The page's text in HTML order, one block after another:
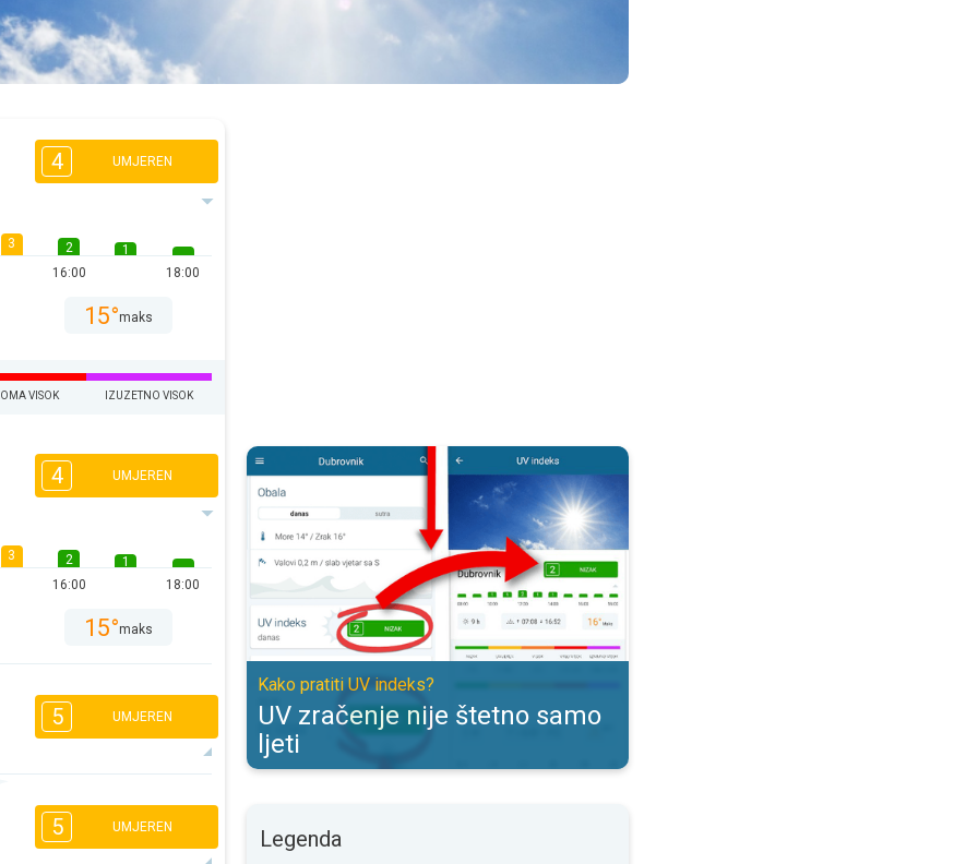
4 UMJEREN
3
2
16:00
1
18:00
15°maks
VISOK IZUZETNO VISOK
4 UMJEREN
3
2
16:00
1
18:00
15°maks
5 UMJEREN
2
16:00
1
18:00
5 UMJEREN
UV zračenje nije štetno samo ljeti. Kako pratiti UV indeks?. . .
Kako pratiti UV indeks?
UV zračenje nije štetno samo
ljeti
Legenda